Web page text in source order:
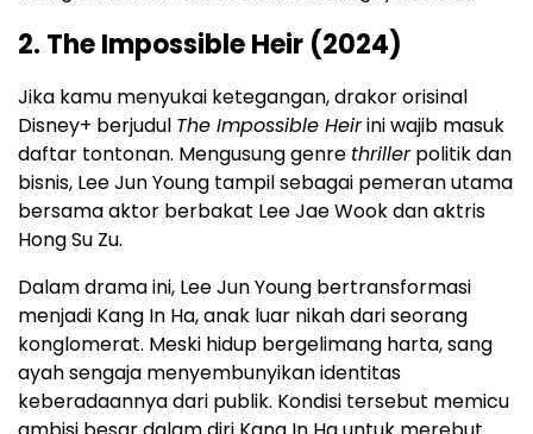
2. The Impossible Heir (2024)
Jika kamu menyukai ketegangan, drakor orisinal
Disney+ berjudul The Impossible Heirini wajib masuk
daftar tontonan. Mengusung genre thrillerpolitik dan
bisnis, Lee Jun Young tampil sebagai pemeran utama
bersama aktor berbakat Lee Jae Wook dan aktris
Hong Su Zu.
Dalam drama ini, Lee Jun Young bertransformasi
menjadi Kang In Ha, anak luar nikah dari seorang
konglomerat. Meski hidup bergelimang harta, sang
ayah sengaja menyembunyikan identitas
keberadaannya dari publik. Kondisi tersebut memicu